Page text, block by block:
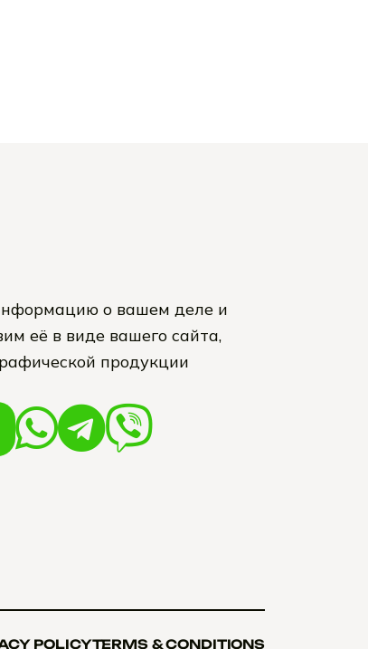
о вашем деле и
её в виде вашего сайта,
продукции
POLICYTERMS & CONDITIONS